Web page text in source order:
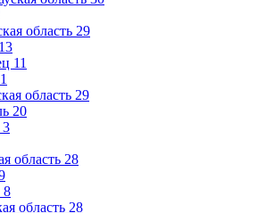
область 29
13
11
1
область 29
20
3
область 28
8
область 28